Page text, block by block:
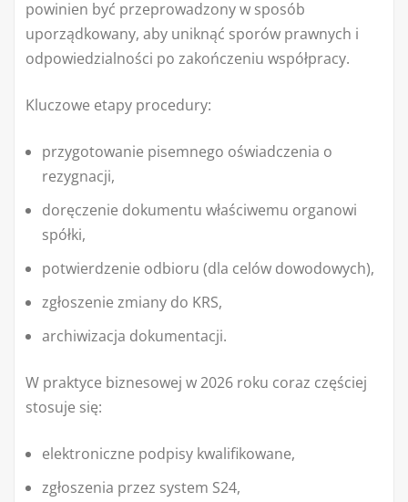
powinien być przeprowadzony w sposób
uporządkowany, aby uniknąć sporów prawnych i
odpowiedzialności po zakończeniu współpracy.
Kluczowe etapy procedury:
przygotowanie pisemnego oświadczenia o
rezygnacji,
doręczenie dokumentu właściwemu organowi
spółki,
potwierdzenie odbioru (dla celów dowodowych),
zgłoszenie zmiany do KRS,
archiwizacja dokumentacji.
W praktyce biznesowej w 2026 roku coraz częściej
stosuje się:
elektroniczne podpisy kwalifikowane,
zgłoszenia przez system S24,